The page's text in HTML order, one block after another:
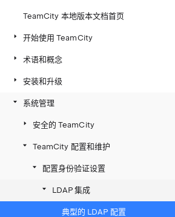
TeamCity 本地版本文档首页
开始使用 TeamCity
术语和概念
安装和升级
系统管理
安全的 TeamCity
TeamCity 配置和维护
配置身份验证设置
LDAP 集成
典型的 LDAP 配置